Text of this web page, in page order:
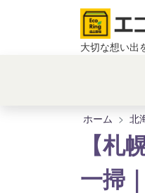
大切な想い出
ホーム 北
【札
一掃